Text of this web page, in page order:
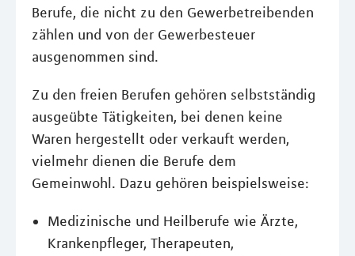
Berufe, die nicht zu den Gewerbetreibenden
zählen und von der Gewerbesteuer
ausgenommen sind.
Zu den freien Berufen gehören selbstständig
ausgeübte Tätigkeiten, bei denen keine
Waren hergestellt oder verkauft werden,
vielmehr dienen die Berufe dem
Gemeinwohl. Dazu gehören beispielsweise:
Medizinische und Heilberufe wie Ärzte,
Krankenpfleger, Therapeuten,